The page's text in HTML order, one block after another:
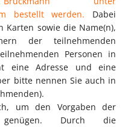
bestellt werden. Dabei
Karten sowie die Name(n),
der teilnehmenden
Personen in
eine Adresse und eine
bitte nennen Sie auch in
um den Vorgaben der
genügen. Durch die